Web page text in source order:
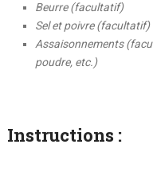
Beurre (facultatif)
Sel et poivre (facultatif)
Assaisonnements
poudre, etc.)
Instructions :